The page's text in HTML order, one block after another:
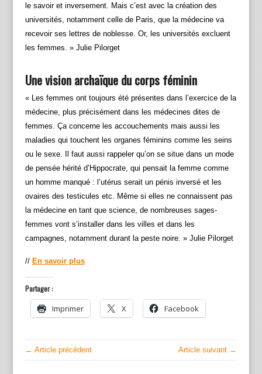
le savoir et inversement. Mais c’est avec la création des
universités, notamment celle de Paris, que la médecine va
recevoir ses lettres de noblesse. Or, les universités excluent
les femmes. » Julie Pilorget
Une vision archaïque du corps féminin
« Les femmes ont toujours été présentes dans l’exercice de la
médecine, plus précisément dans les médecines dites de
femmes. Ça concerne les accouchements mais aussi les
maladies qui touchent les organes féminins comme les seins
ou le sexe. Il faut aussi rappeler qu’on se situe dans un mode
de pensée hérité d’Hippocrate, qui pensait la femme comme
un homme manqué : l’utérus serait un pénis inversé et les
ovaires des testicules etc. Même si elles ne connaissent pas
la médecine en tant que science, de nombreuses sages-
femmes vont s’installer dans les villes et dans les
campagnes, notamment durant la peste noire. » Julie Pilorget
// En savoir plus
Partager :
Imprimer X Facebook
← Article précédent Article suivant →